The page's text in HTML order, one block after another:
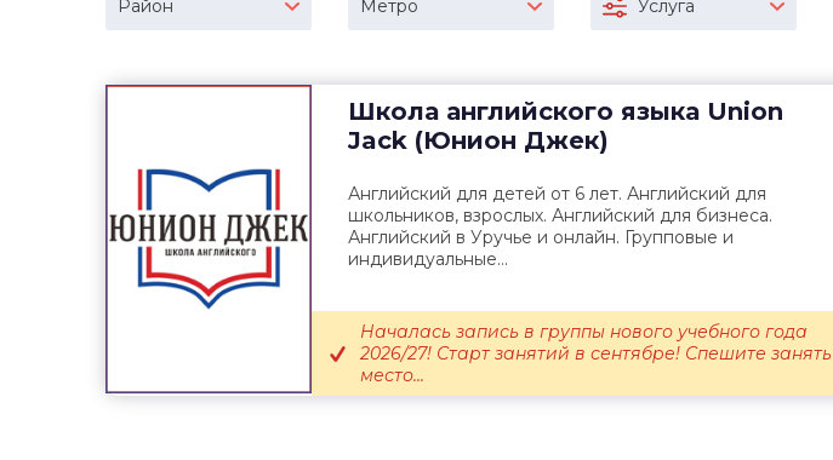
Район Метро Услуга
​Школа английского языка Union
Jack (Юнион Джек)
Английский для детей от 6 лет. Английский для
школьников, взрослых. Английский для бизнеса.
Английский в Уручье и онлайн. Групповые и
индивидуальные...
Началась запись в группы нового учебного года
2026/27! Старт занятий в сентябре! Спешите занять
место...